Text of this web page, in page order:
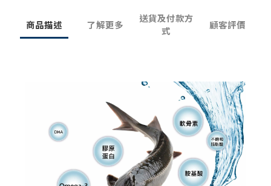
商品描述 了解更多
送貨及付款方
式
顧客評價